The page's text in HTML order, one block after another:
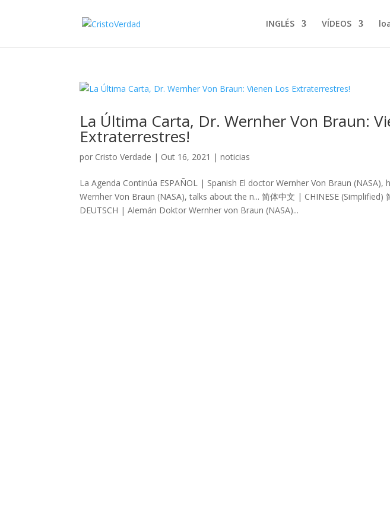
INGLÉS VÍDEOS
La Última Carta, Dr. Wernher Von Braun:
Extraterrestres!
por Cristo Verdade | Out 16, 2021 |noticias
La Agenda Continúa ESPAÑOL | Spanish El doctor Wernher Von Braun
Wernher Von Braun (NASA), talks about the n... 简体中文 | CHINESE (Simplified)
DEUTSCH | Alemán Doktor Wernher von Braun (NASA)...